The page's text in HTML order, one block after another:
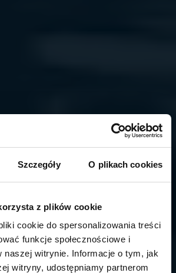
Szczegóły O plikach cookies
z plików cookie
cookie do spersonalizowania treści
funkcje społecznościowe i
naszej witrynie. Informacje o tym, jak
witryny, udostępniamy partnerom